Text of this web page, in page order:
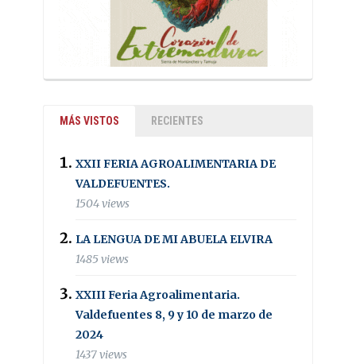
MÁS VISTOS RECIENTES
XXII FERIA AGROALIMENTARIA DE
VALDEFUENTES.
1504 views
LA LENGUA DE MI ABUELA ELVIRA
1485 views
XXIII Feria Agroalimentaria.
Valdefuentes 8, 9 y 10 de marzo de
2024
1437 views